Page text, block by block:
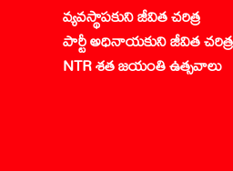
వ్యవస్థాపకుని జీవిత చరిత్ర
పార్టీ అధినాయకుని జీవిత చరిత్ర
NTR శత జయంతి ఉత్సవాలు